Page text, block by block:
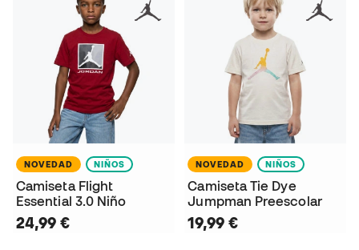
NOVEDAD NIÑOS
Camiseta Flight
Essential 3.0 Niño
24,99 €
NOVEDAD NIÑOS
Camiseta Tie Dye
Jumpman Preescolar
19,99 €